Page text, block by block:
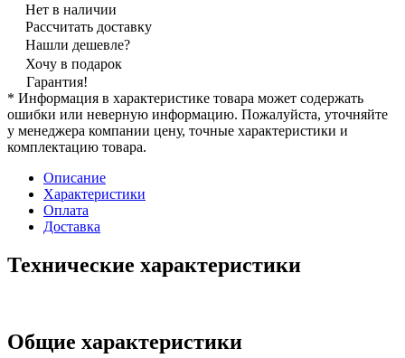
Нет в наличии
Рассчитать доставку
Нашли дешевле?
Хочу в подарок
Гарантия!
* Информация в характеристике товара может содержать
ошибки или неверную информацию. Пожалуйста, уточняйте
у менеджера компании цену, точные характеристики и
комплектацию товара.
Описание
Характеристики
Оплата
Доставка
Технические характеристики
Общие характеристики